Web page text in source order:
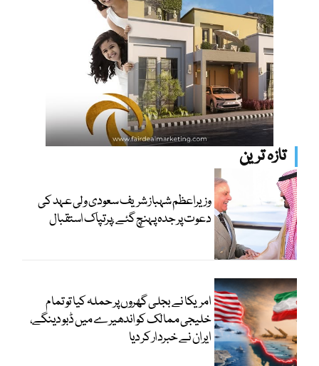
تازہ ترین
وزیراعظم شہباز شریف سعودی ولی عہد کی
دعوت پر جدہ پہنچ گئے ،پرتپاک استقبال
امریکا نے بجلی گھروں پر حملہ کیا تو تمام
خلیجی ممالک کو اندھیرے میں ڈبو دینگے،
ایران نے خبردار کر دیا